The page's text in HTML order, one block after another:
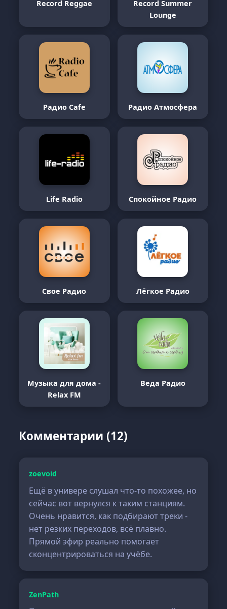
Record Reggae
Record Summer
Lounge
Радио Cafe Радио Атмосфера
Life Radio Спокойное Радио
Свое Радио Лёгкое Радио
Музыка для дома -
Relax FM
Веда Радио
Комментарии (12)
zoevoid
Ещё в универе слушал что-то похожее, но
сейчас вот вернулся к таким станциям.
Очень нравится, как подбирают треки -
нет резких переходов, всё плавно.
Прямой эфир реально помогает
сконцентрироваться на учёбе.
ZenPath